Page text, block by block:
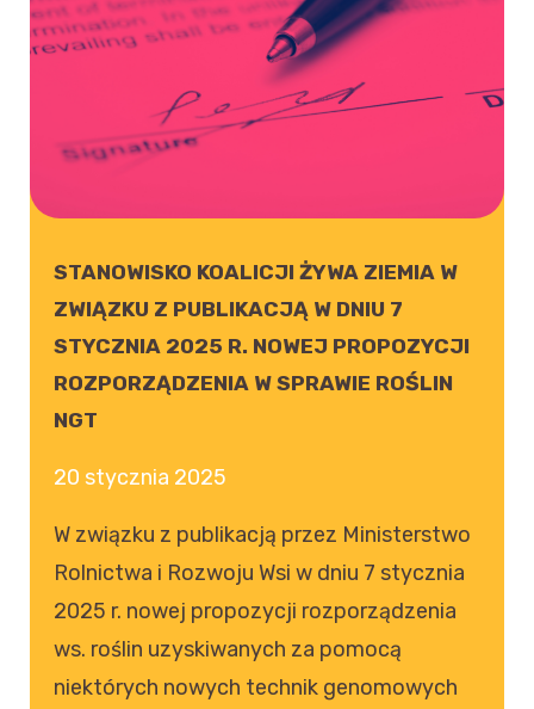
STANOWISKO KOALICJI ŻYWA ZIEMIA W
ZWIĄZKU Z PUBLIKACJĄ W DNIU 7
STYCZNIA 2025 R. NOWEJ PROPOZYCJI
ROZPORZĄDZENIA W SPRAWIE ROŚLIN
NGT
20 stycznia 2025
W związku z publikacją przez Ministerstwo
Rolnictwa i Rozwoju Wsi w dniu 7 stycznia
2025 r. nowej propozycji rozporządzenia
ws. roślin uzyskiwanych za pomocą
niektórych nowych technik genomowych